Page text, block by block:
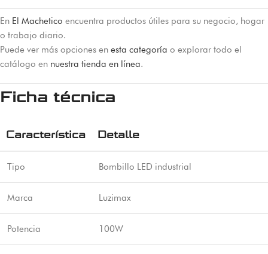
En El Machetico encuentra productos útiles para su negocio, hogar
o trabajo diario.
Puede ver más opciones en esta categoría o explorar todo el
catálogo en nuestra tienda en línea.
Ficha técnica
Característica Detalle
Tipo Bombillo LED industrial
Marca Luzimax
Potencia 100W